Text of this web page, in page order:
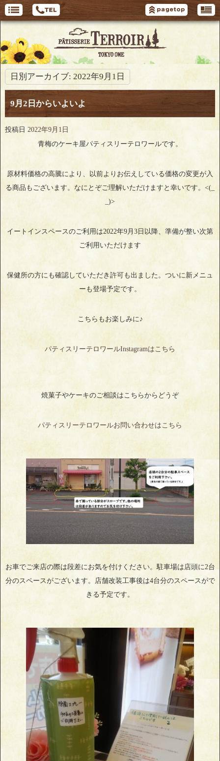
日別アーカイブ: 2022年9月1日
9月2日からいよいよ
投稿日 2022年9月1日
青梅のケーキ屋パティスリーテロワールです。
原材料価格の高騰により、以前よりお伝えしている価格の変更が入
る商品もございます。なにとぞご理解いただけますと幸いです。<(_
_)>
イートインスペースのご利用は2022年9月3日以降、準備が整い次第
ご利用いただけます
保健所の方にも確認していただき許可も出ました。ついに新メニュ
ーも登場予定です。
こちらもお楽しみに♪
パティスリーテロワールInstagramはこちら
焼菓子やケーキのご相談はこちらからどうぞ
パティスリーテロワールお問い合わせはこちら
お車でご来店の際は段差にお気を付けください。駐車場は店頭に2台
分のスペースがございます。店舗改装工事後は4台分のスペースがで
きる予定です。